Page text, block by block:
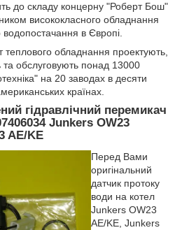
до складу концерну "Роберт Бош"
висококласного обладнання
в Європі.
теплового обладнання проектують,
обслуговують понад 13000
на 20 заводах в десяти
країнах.
гідравлічний перемикач
Junkers OW23
AE/KE
Перед Вами
оригінальний
датчик протоку
води на котел
Junkers OW23
AE/KE, Junkers